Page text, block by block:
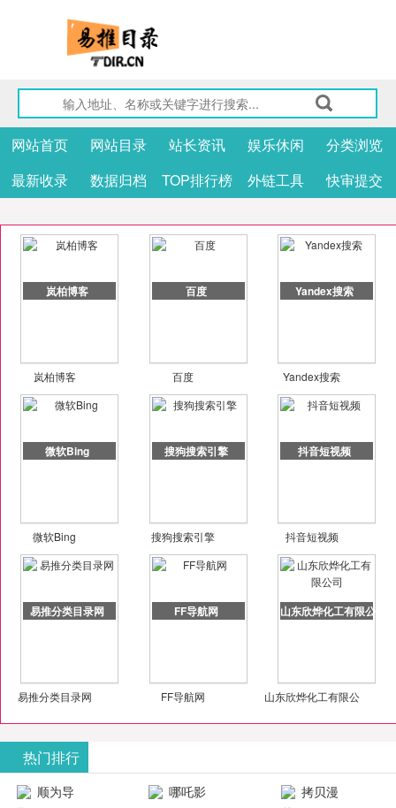
网站首页 网站目录 站长资讯 娱乐休闲
分类浏览
最新收录
数据归档 TOP排行榜 外链工具 快审提交
岚柏博客
岚柏博客
百度
百度
Yandex搜索
Yandex搜索
微软Bing
微软Bing
搜狗搜索引擎
搜狗搜索引擎
抖音短视频
抖音短视频
易推分类目录网
易推分类目录网
FF导航网
FF导航网
山东欣烨化工有限公司
山东欣烨化工有限公
热门排行
顺为导
哪吒影
拷贝漫